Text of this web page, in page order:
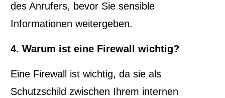
des Anrufers, bevor Sie sensible
Informationen weitergeben.
4. Warum ist eine Firewall wichtig?
Eine Firewall ist wichtig, da sie als
Schutzschild zwischen Ihrem internen